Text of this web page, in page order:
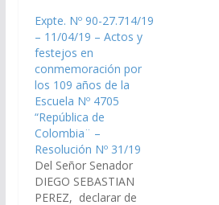
Ginecología y
Obstetricia, organizado
por la Federación
Argentina de
Sociedades de
Ginecología y
Obstetricia (FASGO) y
la Sociedad de
Ginecología y
Obstetricia de Salta
(SOGOSALTA), a
llevarse…
Expte. Nº 90-27.714/19
– 11/04/19 – Actos y
festejos en
conmemoración por
los 109 años de la
Escuela Nº 4705
“República de
Colombia¨ –
Resolución Nº 31/19
Del Señor Senador
DIEGO SEBASTIAN
PEREZ, declarar de